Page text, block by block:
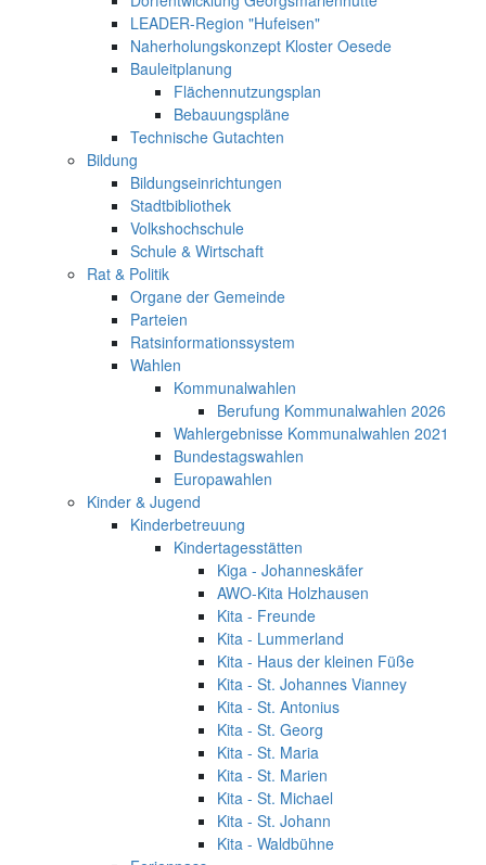
LEADER-Region "Hufeisen"
Naherholungskonzept Kloster Oesede
Bauleitplanung
Flächennutzungsplan
Bebauungspläne
Technische Gutachten
Bildung
Bildungseinrichtungen
Stadtbibliothek
Volkshochschule
Schule & Wirtschaft
Rat & Politik
Organe der Gemeinde
Parteien
Ratsinformationssystem
Wahlen
Kommunalwahlen
Berufung Kommunalwahlen 2026
Wahlergebnisse Kommunalwahlen 2021
Bundestagswahlen
Europawahlen
Kinder & Jugend
Kinderbetreuung
Kindertagesstätten
Kiga - Johanneskäfer
AWO-Kita Holzhausen
Kita - Freunde
Kita - Lummerland
Kita - Haus der kleinen Füße
Kita - St. Johannes Vianney
Kita - St. Antonius
Kita - St. Georg
Kita - St. Maria
Kita - St. Marien
Kita - St. Michael
Kita - St. Johann
Kita - Waldbühne